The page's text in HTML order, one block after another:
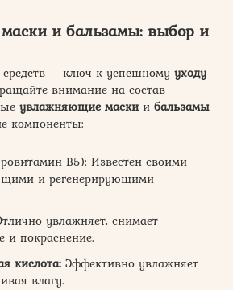
и бальзамы: выбор и
– ключ к успешному уходу
внимание на состав
увлажняющие маскии бальзамы
компоненты:
В5): Известен своими
и регенерирующими
увлажняет, снимает
и покраснение.
кислота: Эффективно увлажняет
влагу.